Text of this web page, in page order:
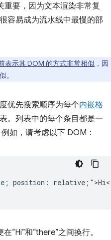
重要，因为文本渲染非常复
容易成为流水线中最慢的部
表示其 DOM 的方式非常相似 ，因
。
优先搜索顺序为每个内嵌格
。列表中的每个条目都是一
如，请考虑以下 DOM：
position:
“Hi”和“there”之间换行。